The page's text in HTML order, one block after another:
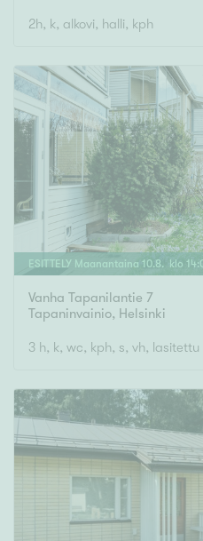
Rakennusvuosi
Uudiskohteet
Vain uudiskohteet
Arvokohteet
Vain arvokohteet
Kunto
Hyvä
Tyydyttävä
Välttävä
2h, k, alkovi, halli, kph
ESITTELY Maanantaina 10.8. klo 14:
Vanha Tapanilantie 7
Tapaninvainio, Helsinki
3 h, k, wc, kph, s, vh, lasitettu